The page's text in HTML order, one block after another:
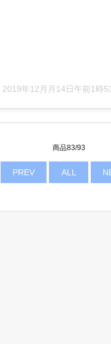
2019年12月月14日午前1時53分
商品83/93
PREV ALL